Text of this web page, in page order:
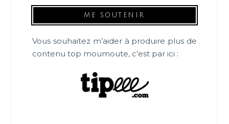
ME SOUTENIR
Vous souhaitez m’aider à produire plus de
contenu top moumoute, c’est par ici :